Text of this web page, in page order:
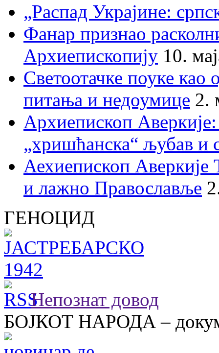
„Распад Украјине:
Фанар признао
Архиепископију 10.
Светоотачке поуке као
питања и недоумице 2.
Архиепископ
„хришћанска“ љубав и
Аехиепископ
и лажно Православље
ГЕНОЦИД
Непознат довод
БОЈКОТ НАРОДА –